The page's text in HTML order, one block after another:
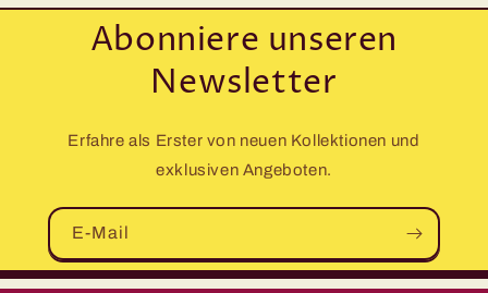
Abonniere unseren
Newsletter
Erfahre als Erster von neuen Kollektionen und
exklusiven Angeboten.
E-Mail